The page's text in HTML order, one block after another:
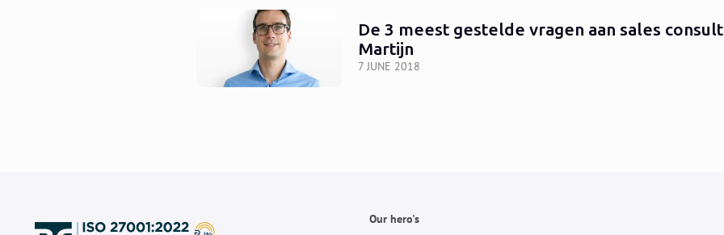
7 JUNE 2018
De 3 meest gestelde vragen aan sales
Martijn
Our hero's